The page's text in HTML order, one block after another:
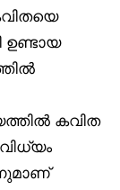
ഉണ്ടായ
കവിത